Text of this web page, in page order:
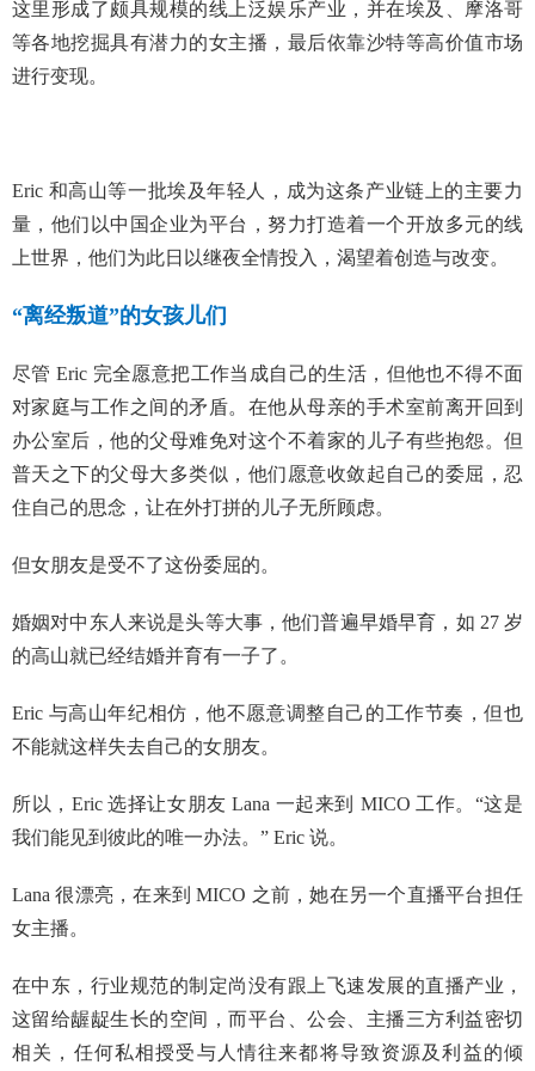
这里形成了颇具规模的线上泛娱乐产业，并在埃及、摩洛哥
等各地挖掘具有潜力的女主播，最后依靠沙特等高价值市场
进行变现。
Eric 和高山等一批埃及年轻人，成为这条产业链上的主要力
量，他们以中国企业为平台，努力打造着一个开放多元的线
上世界，他们为此日以继夜全情投入，渴望着创造与改变。
“离经叛道”的女孩儿们
尽管 Eric 完全愿意把工作当成自己的生活，但他也不得不面
对家庭与工作之间的矛盾。在他从母亲的手术室前离开回到
办公室后，他的父母难免对这个不着家的儿子有些抱怨。但
普天之下的父母大多类似，他们愿意收敛起自己的委屈，忍
住自己的思念，让在外打拼的儿子无所顾虑。
但女朋友是受不了这份委屈的。
婚姻对中东人来说是头等大事，他们普遍早婚早育，如 27 岁
的高山就已经结婚并育有一子了。
Eric 与高山年纪相仿，他不愿意调整自己的工作节奏，但也
不能就这样失去自己的女朋友。
所以，Eric 选择让女朋友 Lana 一起来到 MICO 工作。“这是
我们能见到彼此的唯一办法。” Eric 说。
Lana 很漂亮，在来到 MICO 之前，她在另一个直播平台担任
女主播。
在中东，行业规范的制定尚没有跟上飞速发展的直播产业，
这留给龌龊生长的空间，而平台、公会、主播三方利益密切
相关，任何私相授受与人情往来都将导致资源及利益的倾